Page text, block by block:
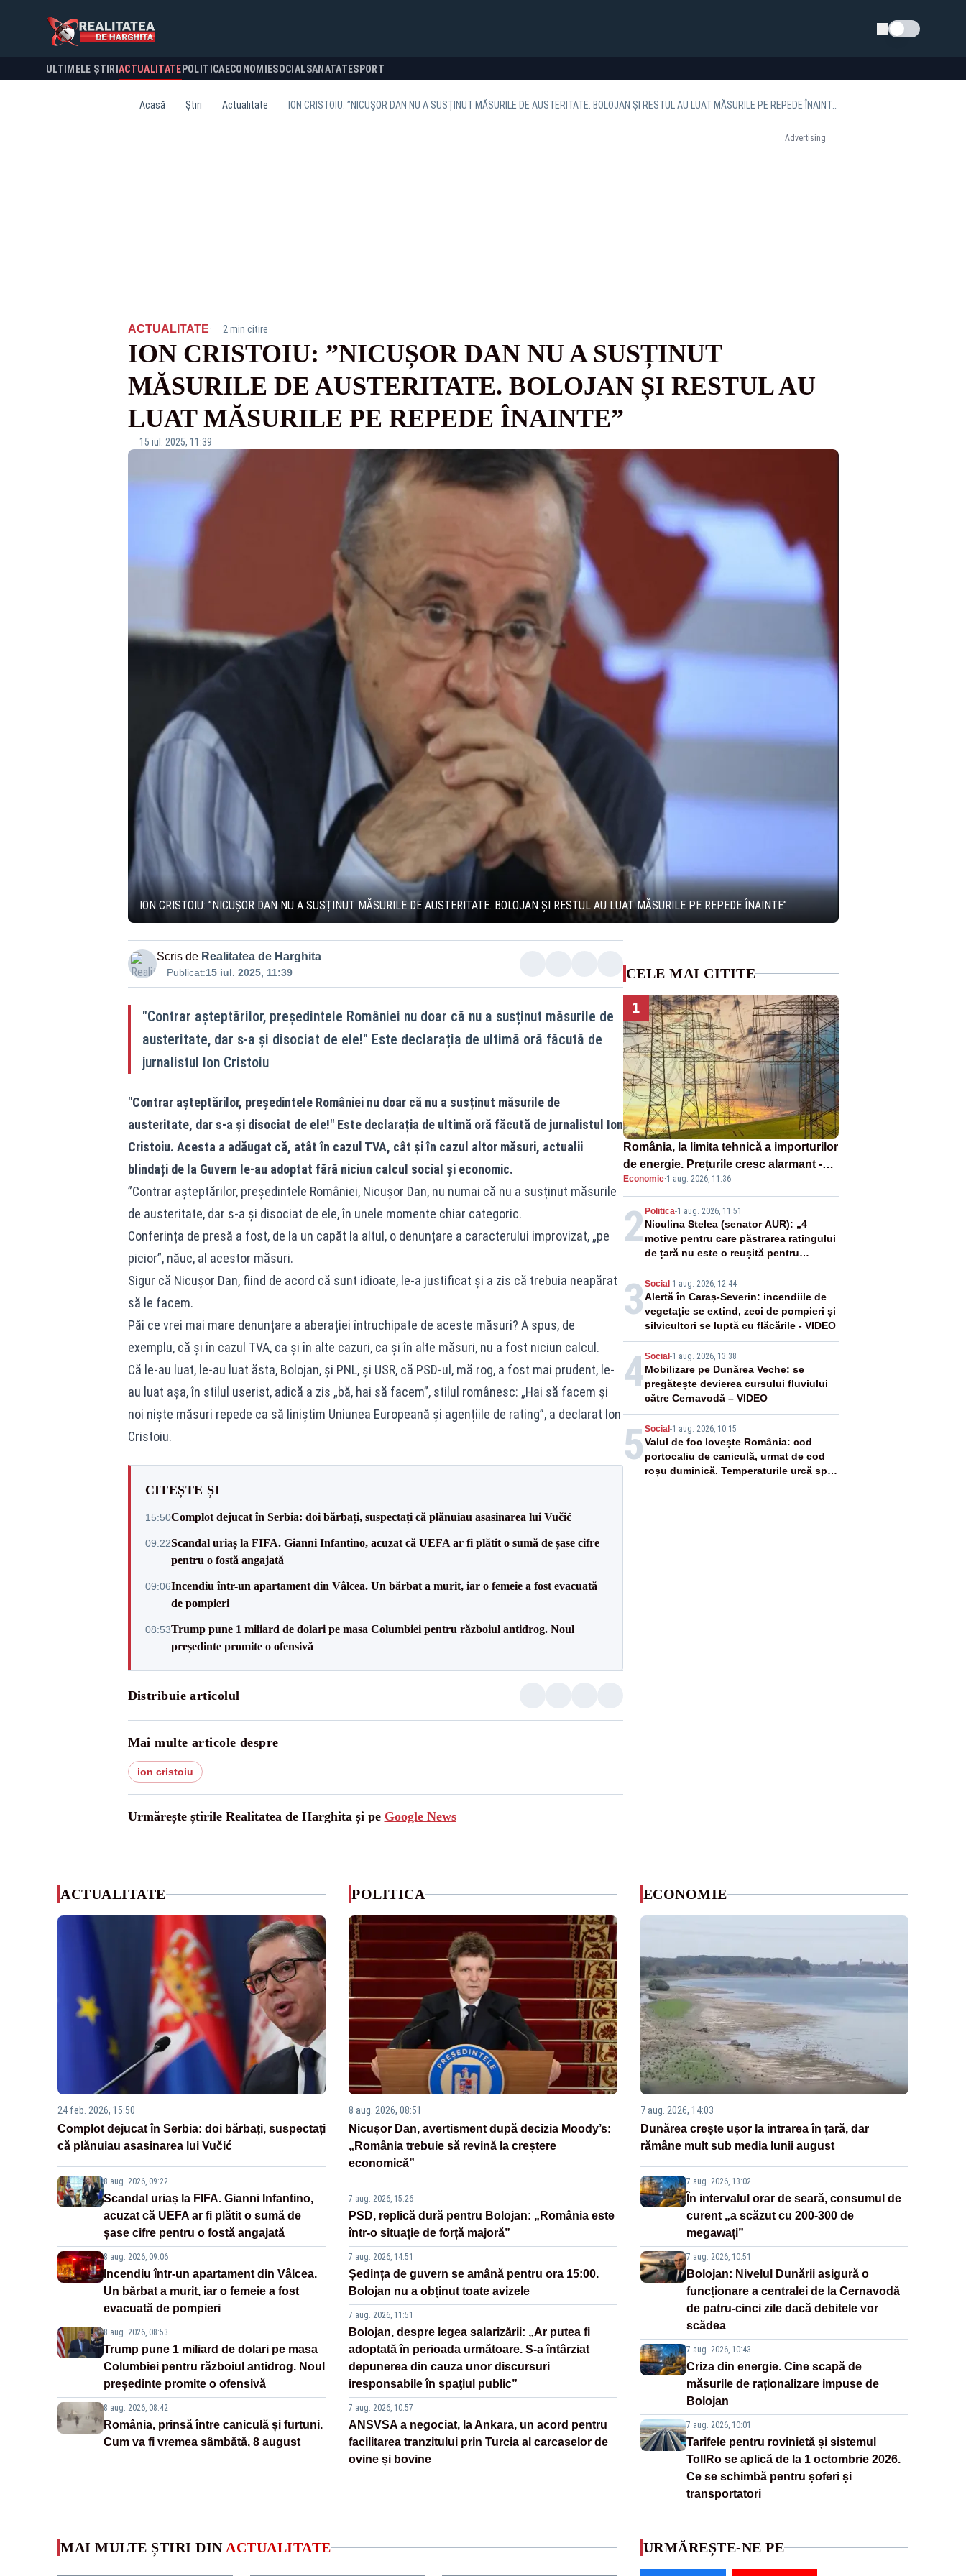
Schimba tema
ULTIMELE ȘTIRI ACTUALITATE POLITICA ECONOMIESOCIALSANATATESPORT
Acasă Știri Actualitate
Advertising
ACTUALITATE· 2 min citire
ION CRISTOIU: ”NICUȘOR DAN NU A SUSȚINUT
MĂSURILE DE AUSTERITATE. BOLOJAN ȘI RESTUL AU
LUAT MĂSURILE PE REPEDE ÎNAINTE”
15 iul. 2025, 11:39
ION CRISTOIU: ”NICUȘOR DAN NU A SUSȚINUT MĂSURILE DE AUSTERITATE. BOLOJAN ȘI RESTUL AU LUAT MĂSURILE PE REPEDE ÎNAINTE”
Scris de Realitatea de Harghita
Publicat:15 iul. 2025, 11:39
"Contrar așteptărilor, președintele României nu doar că nu a susținut măsurile de
austeritate, dar s-a și disociat de ele!" Este declarația de ultimă oră făcută de
jurnalistul Ion Cristoiu
"Contrar așteptărilor, președintele României nu doar că nu a susținut măsurile de
austeritate, dar s-a și disociat de ele!" Este declarația de ultimă oră făcută de jurnalistul Ion
Cristoiu. Acesta a adăugat că, atât în cazul TVA, cât și în cazul altor măsuri, actualii
blindați de la Guvern le-au adoptat fără niciun calcul social și economic.
”Contrar așteptărilor, președintele României, Nicușor Dan, nu numai că nu a susținut măsurile
de austeritate, dar s-a și disociat de ele, în unele momente chiar categoric.
Conferința de presă a fost, de la un capăt la altul, o denunțare a caracterului improvizat, „pe
picior”, năuc, al acestor măsuri.
Sigur că Nicușor Dan, fiind de acord că sunt idioate, le-a justificat și a zis că trebuia neapărat
să le facem.
Păi ce vrei mai mare denunțare a aberației întruchipate de aceste măsuri? A spus, de
exemplu, că și în cazul TVA, ca și în alte cazuri, ca și în alte măsuri, nu a fost niciun calcul.
Că le-au luat, le-au luat ăsta, Bolojan, și PNL, și USR, că PSD-ul, mă rog, a fost mai prudent, le-
au luat așa, în stilul userist, adică a zis „bă, hai să facem”, stilul românesc: „Hai să facem și
noi niște măsuri repede ca să liniștim Uniunea Europeană și agențiile de rating”, a declarat Ion
Cristoiu.
CITEȘTE ȘI
15:50Complot dejucat în Serbia: doi bărbați, suspectați că plănuiau asasinarea lui Vučić
09:22Scandal uriaș la FIFA. Gianni Infantino, acuzat că UEFA ar fi plătit o sumă de șase cifre
pentru o fostă angajată
09:06Incendiu într-un apartament din Vâlcea. Un bărbat a murit, iar o femeie a fost evacuată
de pompieri
08:53Trump pune 1 miliard de dolari pe masa Columbiei pentru războiul antidrog. Noul
președinte promite o ofensivă
Distribuie articolul
Mai multe articole despre
ion cristoiu
Urmărește știrile Realitatea de Harghita și pe Google News
CELE MAI CITITE
1
România, la limita tehnică a importurilor
de energie. Prețurile cresc alarmant -
Analiză Realitatea Plus
Economie·1 aug. 2026, 11:36
2 Politica-1 aug. 2026, 11:51
Niculina Stelea (senator AUR): „4
motive pentru care păstrarea ratingului
de țară nu este o reușită pentru
Guvernul Bolojan”
3 Social -1 aug. 2026, 12:44
Alertă în Caraș-Severin: incendiile de
vegetație se extind, zeci de pompieri și
silvicultori se luptă cu flăcările - VIDEO
4Social -1 aug. 2026, 13:38
Mobilizare pe Dunărea Veche: se
pregătește devierea cursului fluviului
către Cernavodă – VIDEO
5 Social -1 aug. 2026, 10:15
Valul de foc lovește România: cod
portocaliu de caniculă, urmat de cod
roșu duminică. Temperaturile urcă spre
ACTUALITATE
24 feb. 2026, 15:50
Complot dejucat în Serbia: doi bărbați, suspectați
că plănuiau asasinarea lui Vučić
8 aug. 2026, 09:22
Scandal uriaș la FIFA. Gianni Infantino,
acuzat că UEFA ar fi plătit o sumă de
șase cifre pentru o fostă angajată
8 aug. 2026, 09:06
Incendiu într-un apartament din Vâlcea.
Un bărbat a murit, iar o femeie a fost
evacuată de pompieri
8 aug. 2026, 08:53
Trump pune 1 miliard de dolari pe masa
Columbiei pentru războiul antidrog. Noul
președinte promite o ofensivă
8 aug. 2026, 08:42
România, prinsă între caniculă și furtuni.
Cum va fi vremea sâmbătă, 8 august
POLITICA
8 aug. 2026, 08:51
Nicușor Dan, avertisment după decizia Moody’s:
„România trebuie să revină la creștere
economică”
7 aug. 2026, 15:26
PSD, replică dură pentru Bolojan: „România este
într-o situație de forță majoră”
7 aug. 2026, 14:51
Ședința de guvern se amână pentru ora 15:00.
Bolojan nu a obținut toate avizele
7 aug. 2026, 11:51
Bolojan, despre legea salarizării: „Ar putea fi
adoptată în perioada următoare. S-a întârziat
depunerea din cauza unor discursuri
iresponsabile în spaţiul public”
7 aug. 2026, 10:57
ANSVSA a negociat, la Ankara, un acord pentru
facilitarea tranzitului prin Turcia al carcaselor de
ovine și bovine
ECONOMIE
7 aug. 2026, 14:03
Dunărea crește ușor la intrarea în țară, dar
rămâne mult sub media lunii august
7 aug. 2026, 13:02
În intervalul orar de seară, consumul de
curent „a scăzut cu 200-300 de
megawați”
7 aug. 2026, 10:51
Bolojan: Nivelul Dunării asigură o
funcționare a centralei de la Cernavodă
de patru-cinci zile dacă debitele vor
scădea
7 aug. 2026, 10:43
Criza din energie. Cine scapă de
măsurile de raționalizare impuse de
Bolojan
7 aug. 2026, 10:01
Tarifele pentru rovinietă și sistemul
TollRo se aplică de la 1 octombrie 2026.
Ce se schimbă pentru șoferi și
transportatori
MAI MULTE ȘTIRI DIN ACTUALITATE URMĂREȘTE-NE PE